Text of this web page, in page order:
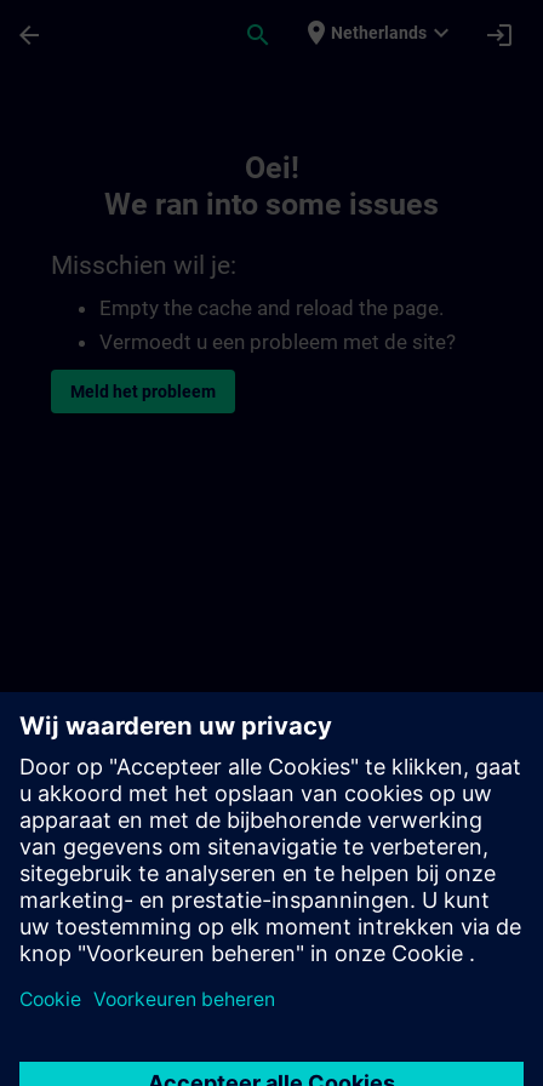
arrow_back search place Netherlands expand_more login
Oei!
We ran into some issues
Misschien wil je:
Empty the cache and reload the page.
Vermoedt u een probleem met de site?
Meld het probleem